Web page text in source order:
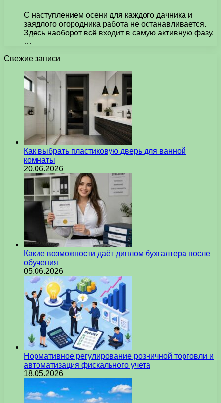
С наступлением осени для каждого дачника и
заядлого огородника работа не останавливается.
Здесь наоборот всё входит в самую активную фазу.
…
Свежие записи
Как выбрать пластиковую дверь для ванной
комнаты
20.06.2026
Какие возможности даёт диплом бухгалтера после
обучения
05.06.2026
Нормативное регулирование розничной торговли и
автоматизация фискального учета
18.05.2026